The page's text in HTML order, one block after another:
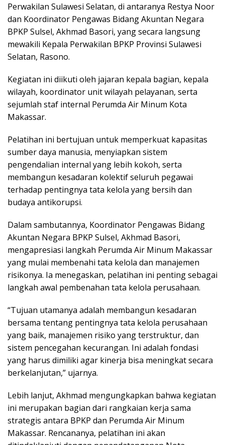
Perwakilan Sulawesi Selatan, di antaranya Restya Noor
dan Koordinator Pengawas Bidang Akuntan Negara
BPKP Sulsel, Akhmad Basori, yang secara langsung
mewakili Kepala Perwakilan BPKP Provinsi Sulawesi
Selatan, Rasono.
Kegiatan ini diikuti oleh jajaran kepala bagian, kepala
wilayah, koordinator unit wilayah pelayanan, serta
sejumlah staf internal Perumda Air Minum Kota
Makassar.
Pelatihan ini bertujuan untuk memperkuat kapasitas
sumber daya manusia, menyiapkan sistem
pengendalian internal yang lebih kokoh, serta
membangun kesadaran kolektif seluruh pegawai
terhadap pentingnya tata kelola yang bersih dan
budaya antikorupsi.
Dalam sambutannya, Koordinator Pengawas Bidang
Akuntan Negara BPKP Sulsel, Akhmad Basori,
mengapresiasi langkah Perumda Air Minum Makassar
yang mulai membenahi tata kelola dan manajemen
risikonya. Ia menegaskan, pelatihan ini penting sebagai
langkah awal pembenahan tata kelola perusahaan.
“Tujuan utamanya adalah membangun kesadaran
bersama tentang pentingnya tata kelola perusahaan
yang baik, manajemen risiko yang terstruktur, dan
sistem pencegahan kecurangan. Ini adalah fondasi
yang harus dimiliki agar kinerja bisa meningkat secara
berkelanjutan,” ujarnya.
Lebih lanjut, Akhmad mengungkapkan bahwa kegiatan
ini merupakan bagian dari rangkaian kerja sama
strategis antara BPKP dan Perumda Air Minum
Makassar. Rencananya, pelatihan ini akan